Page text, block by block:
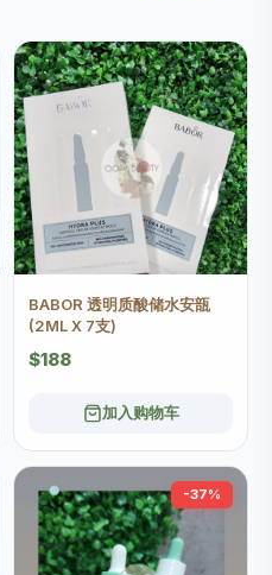
BABOR 透明质酸储水安瓿
(2ML X 7支)
$188
加入购物车
-37%